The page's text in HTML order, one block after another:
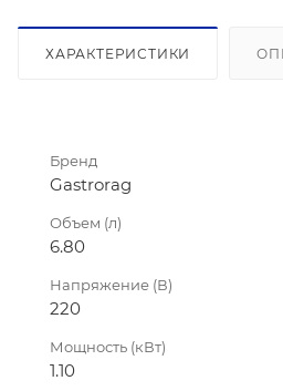
ХАРАКТЕРИСТИКИ
Бренд
Gastrorag
Объем (л)
6.80
Напряжение (В)
220
Мощность (кВт)
1.10